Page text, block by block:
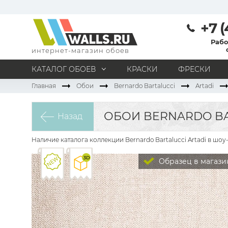
интернет-магазин обоев
+7
КАТАЛОГ ОБОЕВ КРАСКИ ФРЕСКИ
МАТЕРИАЛ
Под покраску
Натуральные
Флизелиновые
Виниловые
Бумажные
Текстильные
ПОМЕЩЕНИЕ
Кабинет
Коридор Офис
Гостиная
Спальня
Детская Кухня
Прихожая
Все типы помещений
Главная Обои Bernardo Bartalucci Artadi
Назад ОБОИ BERNARDO
Наличие каталога коллекции Bernardo Bartalucci Artadi в
Образец в